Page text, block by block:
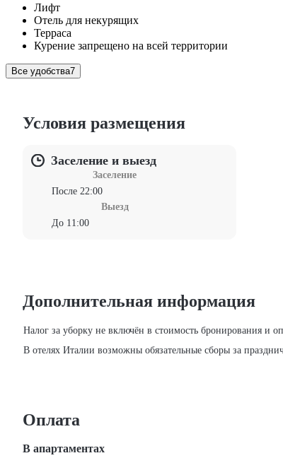
Лифт
Отель для некурящих
Терраса
Курение запрещено на всей территории
Все удобства7
Условия размещения
Заселение и выезд
Заселение
После 22:00
Выезд
До 11:00
Дополнительная информация
Налог за уборку не включён в стоимость бронирования и
В отелях Италии возможны обязательные сборы за
Оплата
В апартаментах